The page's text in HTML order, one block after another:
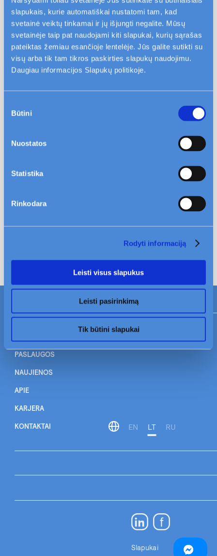
slapukais, kurie automatiškai nustatomi tam, kad
svetainė veiktų tinkamai ir jų išjungti negalite. Mūsų
svetainėje taip pat naudojami kiti slapukai, kurių sąrašas
pateiktas žemiau esančioje lentelėje. Jūs galite sutikti su
visų arba tik tam tikros paskirties slapukų naudojimu.
Daugiau informacijos Slapukų politikoje.
pasirinkimas
Būtini
Nuostatos
Statistika
Rinkodara
Rodyti informaciją
Leisti visus slapukus
Leisti pasirinkimą
Tik būtini slapukai
atnaujinimą yra atsakingos savivaldybės
institucijos, todėl šiais klausimais
gyventojai turi kreiptis į seniūniją arba
miesto savivaldybę.
Kur kreiptis jei į langą ar namo fasadą remiasi
Kur kreiptis jei kieme pavojingai pasvirusios
Kur kreiptis jei prie namo yra beglobių gyvūnų?
Kur kreiptis jei prie namo yra nugaišęs gyvūnas?
PASLAUGOS
NAUJIENOS
APIE
KARJERA
KONTAKTAI EN LT RU
Slapukai